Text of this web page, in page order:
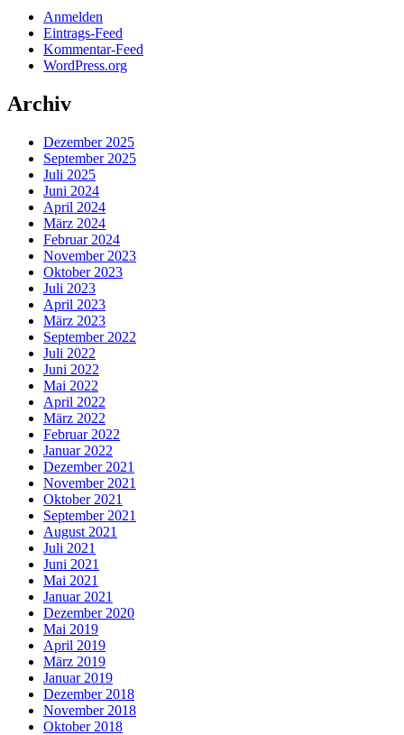
Anmelden
Eintrags-Feed
Kommentar-Feed
WordPress.org
Archiv
Dezember 2025
September 2025
Juli 2025
Juni 2024
April 2024
März 2024
Februar 2024
November 2023
Oktober 2023
Juli 2023
April 2023
März 2023
September 2022
Juli 2022
Juni 2022
Mai 2022
April 2022
März 2022
Februar 2022
Januar 2022
Dezember 2021
November 2021
Oktober 2021
September 2021
August 2021
Juli 2021
Juni 2021
Mai 2021
Januar 2021
Dezember 2020
Mai 2019
April 2019
März 2019
Januar 2019
Dezember 2018
November 2018
Oktober 2018